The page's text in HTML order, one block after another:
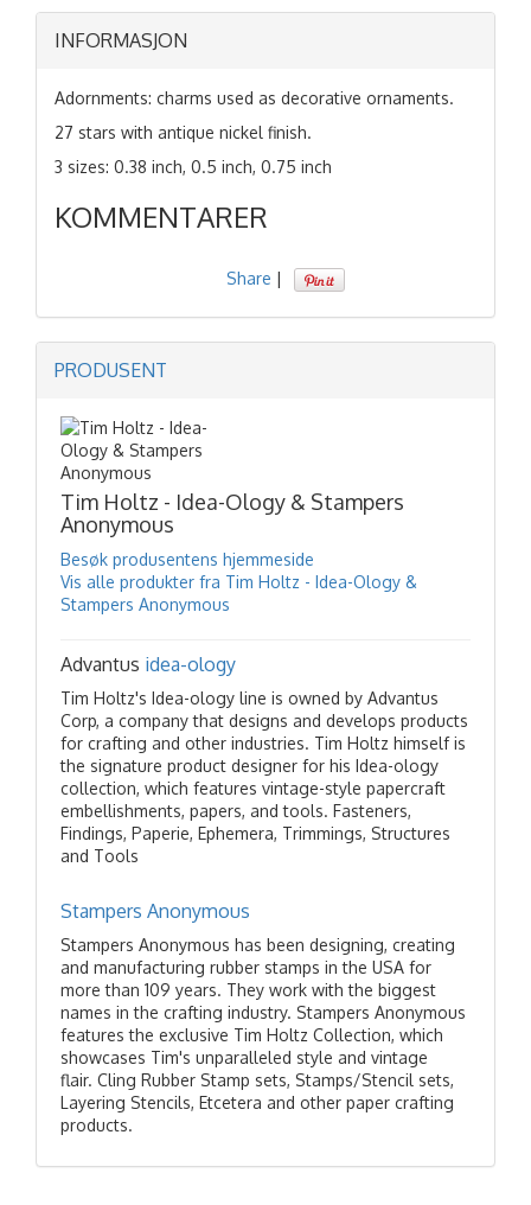
INFORMASJON
Adornments: charms used as decorative ornaments.
27 stars with antique nickel finish.
3 sizes: 0.38 inch, 0.5 inch, 0.75 inch
KOMMENTARER
Share |
PRODUSENT
Tim Holtz - Idea-Ology & Stampers
Anonymous
Besøk produsentens hjemmeside
Vis alle produkter fra Tim Holtz - Idea-Ology &
Stampers Anonymous
Advantus idea-ology
Tim Holtz's Idea-ology line is owned by Advantus
Corp, a company that designs and develops products
for crafting and other industries. Tim Holtz himself is
the signature product designer for his Idea-ology
collection, which features vintage-style papercraft
embellishments, papers, and tools. Fasteners,
Findings, Paperie, Ephemera, Trimmings, Structures
and Tools
Stampers Anonymous
Stampers Anonymous has been designing, creating
and manufacturing rubber stamps in the USA for
more than 109 years. They work with the biggest
names in the crafting industry. Stampers Anonymous
features the exclusive Tim Holtz Collection, which
showcases Tim's unparalleled style and vintage
flair. Cling Rubber Stamp sets, Stamps/Stencil sets,
Layering Stencils, Etcetera and other paper crafting
products.